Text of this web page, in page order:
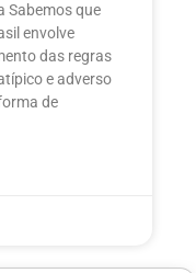
Sabemos que
envolve
das regras
e adverso
de